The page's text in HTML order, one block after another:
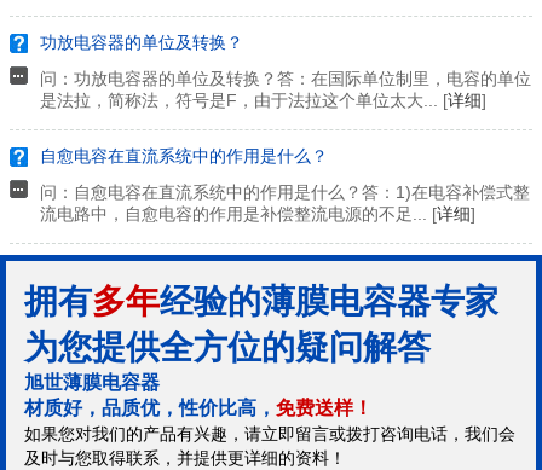
功放电容器的单位及转换？
问：功放电容器的单位及转换？答：在国际单位制里，电容的单位
是法拉，简称法，符号是F，由于法拉这个单位太大... [详细]
自愈电容在直流系统中的作用是什么？
问：自愈电容在直流系统中的作用是什么？答：1)在电容补偿式整
流电路中，自愈电容的作用是补偿整流电源的不足... [详细]
拥有多年经验的薄膜电容器专家
为您提供全方位的疑问解答
旭世薄膜电容器
材质好，品质优，性价比高， 免费送样！
如果您对我们的产品有兴趣，请立即留言或拨打咨询电话，我们会
及时与您取得联系，并提供更详细的资料！